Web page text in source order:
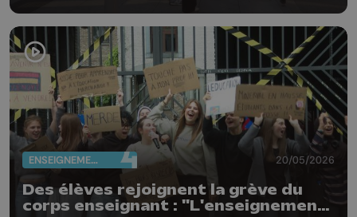
ENSEIGNEMENT 20/05/2026
Des élèves rejoignent la grève du
corps enseignant : "L'enseignement